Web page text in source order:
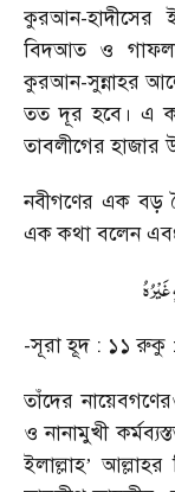
কুরআন-হাদীসের
বিদআত ও
কুরআন-সুন্নাহর
তত দূর হবে। এ
তাবলীগের হাজার
নবীগণের এক বড়
এক কথা বলেন
-সূরা হূদ : ১১ রুকু
তাঁদের
ও নানামুখী
ইলাল্লাহ’ আল্লাহর